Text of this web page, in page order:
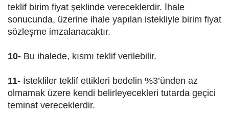
teklif birim fiyat şeklinde vereceklerdir. İhale
sonucunda, üzerine ihale yapılan istekliyle birim fiyat
sözleşme imzalanacaktır.
10- Bu ihalede, kısmı teklif verilebilir.
11- İstekliler teklif ettikleri bedelin %3’ünden az
olmamak üzere kendi belirleyecekleri tutarda geçici
teminat vereceklerdir.